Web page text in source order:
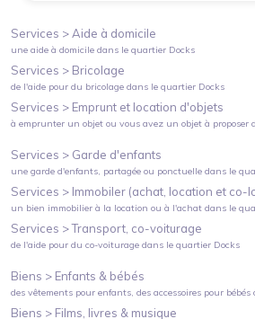
Services > Aide à domicile
une aide à domicile dans le quartier Docks
Services > Bricolage
de l'aide pour du bricolage dans le quartier Docks
Services > Emprunt et location d'objets
à emprunter un objet ou vous avez un objet à proposer
Services > Garde d'enfants
une garde d'enfants, partagée ou ponctuelle dans le
Services > Immobiler (achat, location et co-
un bien immobilier à la location ou à l'achat dans le
Services >Transport, co-voiturage
de l'aide pour du co-voiturage dans le quartier Docks
Biens > Enfants & bébés
des vêtements pour enfants, des accessoires pour bébés
Biens > Films, livres & musique